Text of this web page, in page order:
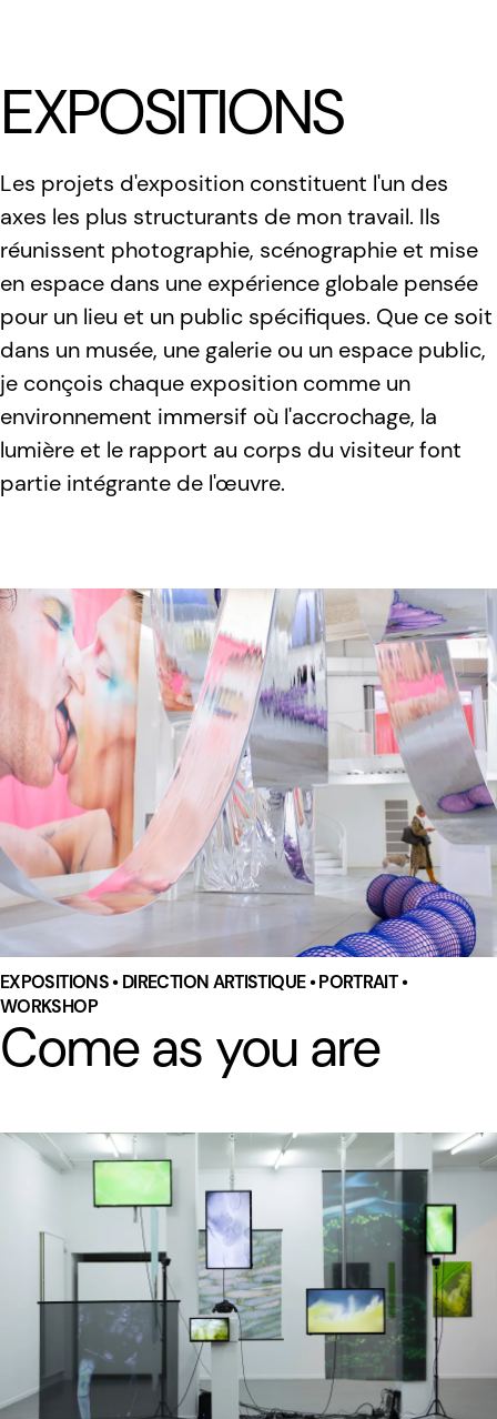
EXPOSITIONS
Les projets d'exposition constituent l'un des
axes les plus structurants de mon travail. Ils
réunissent photographie, scénographie et mise
en espace dans une expérience globale pensée
pour un lieu et un public spécifiques. Que ce soit
dans un musée, une galerie ou un espace public,
je conçois chaque exposition comme un
environnement immersif où l'accrochage, la
lumière et le rapport au corps du visiteur font
partie intégrante de l'œuvre.
EXPOSITIONS • DIRECTION ARTISTIQUE • PORTRAIT •
WORKSHOP
Come as you are